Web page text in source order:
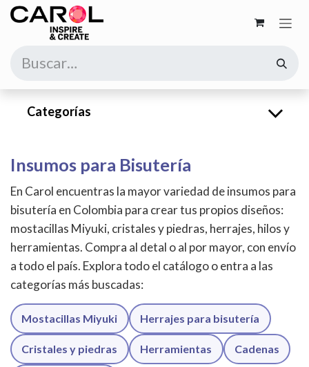
Ir al contenido
Categorías
Insumos para Bisutería
En Carol encuentras la mayor variedad de insumos para
bisutería en Colombia para crear tus propios diseños:
mostacillas Miyuki, cristales y piedras, herrajes, hilos y
herramientas. Compra al detal o al por mayor, con envío
a todo el país. Explora todo el catálogo o entra a las
categorías más buscadas:
Mostacillas Miyuki Herrajes para bisutería
Cristales y piedras Herramientas Cadenas